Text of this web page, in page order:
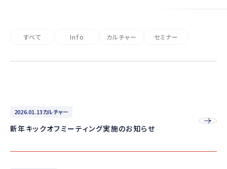
すべて Info カルチャー セミナー
2026.01.13カルチャー
新年キックオフミーティング実施のお知らせ